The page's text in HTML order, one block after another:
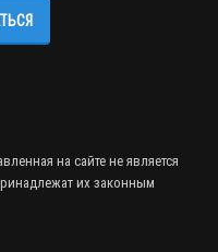
на сайте не является
их законным